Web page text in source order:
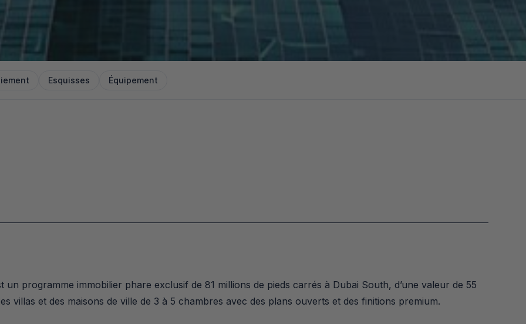
Esquisses Équipement
programme immobilier phare exclusif de 81 millions de pieds carrés à Dubai South, d’une valeur de 55
villas et des maisons de ville de 3 à 5 chambres avec des plans ouverts et des finitions premium.